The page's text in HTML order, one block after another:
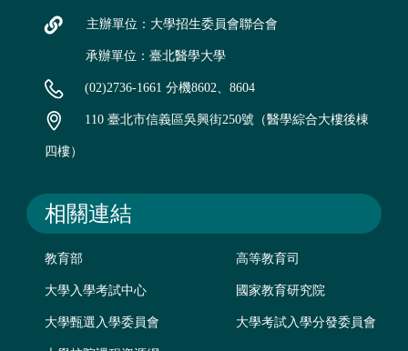
主辦單位：大學招生委員會聯合會
承辦單位：臺北醫學大學
(02)2736-1661 分機8602、8604
110 臺北市信義區吳興街250號（醫學綜合大樓後棟
四樓）
相關連結
教育部 高等教育司
大學入學考試中心 國家教育研究院
大學甄選入學委員會 大學考試入學分發委員會